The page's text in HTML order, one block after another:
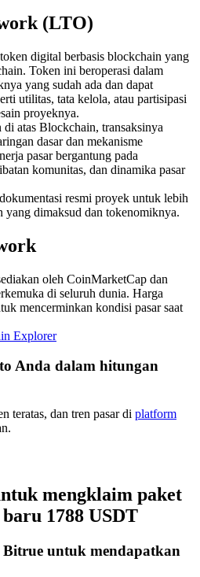
USDC sebagai jaminannya
top
dan komisi copy trading
(LTO)
digital berbasis blockchain yang
Token ini beroperasi dalam
yang sudah ada dan dapat
utilitas, tata kelola, atau partisipasi
proyeknya.
atas Blockchain, transaksinya
dasar dan mekanisme
pasar bergantung pada
komunitas, dan dinamika pasar
resmi proyek untuk lebih
yang dimaksud dan tokenomiknya.
oleh CoinMarketCap dan
di seluruh dunia. Harga
mencerminkan kondisi pasar saat
Explorer
Anda dalam hitungan
teratas, dan tren pasar di platform
mengklaim paket
1788 USDT
untuk mendapatkan